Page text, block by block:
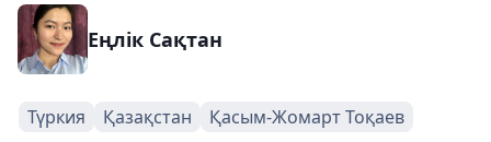
Еңлік Сақтан
Түркия Қазақстан Қасым-Жомарт Тоқаев